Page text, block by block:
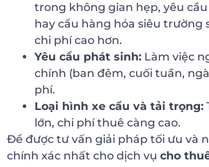
trong không gian hẹp, yêu
hay cẩu hàng hóa siêu trường
chi phí cao hơn.
Yêu cầu phát sinh: Làm việc
chính (ban đêm, cuối tuần,
phí.
Loại hình xe cẩu và tải trọng:
lớn, chi phí thuê càng cao.
Để được tư vấn giải pháp tối ưu và
chính xác nhất cho dịch vụ cho